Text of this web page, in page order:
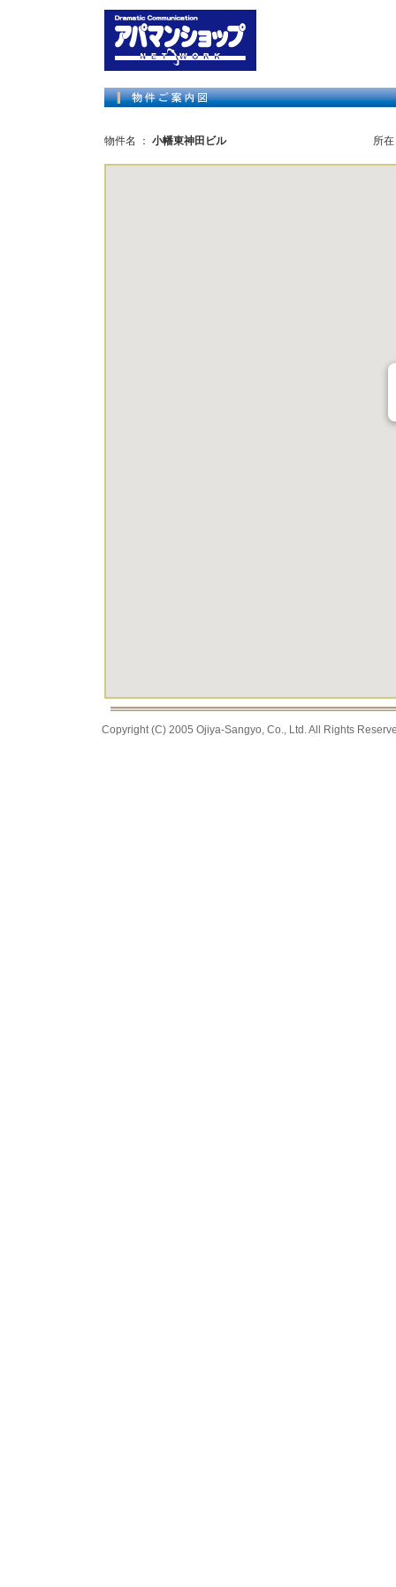
物件名 ： 小幡東神田ビル 所
Copyright (C) 2005 Ojiya-Sangyo, Co., Ltd. All Rights